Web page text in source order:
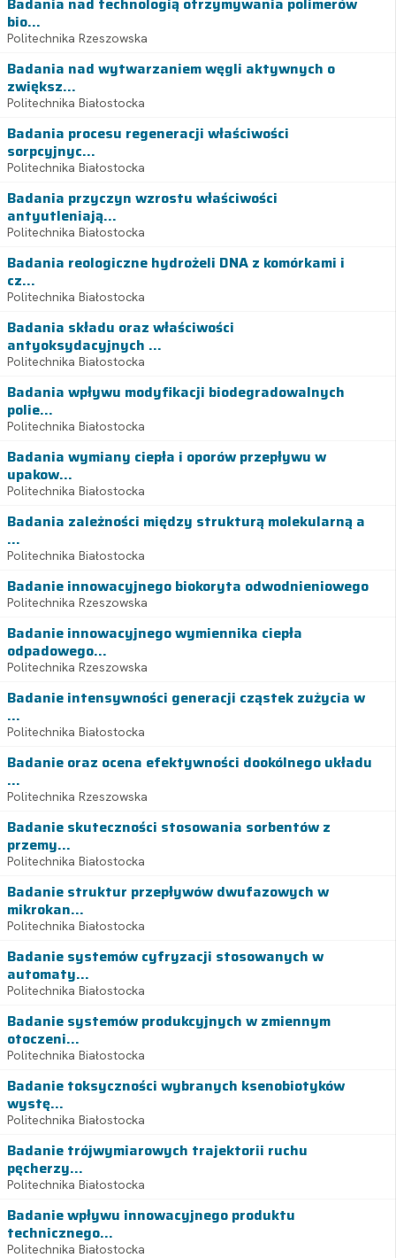
bio...
Politechnika Rzeszowska
Badania nad wytwarzaniem węgli aktywnych o
zwiększ...
Politechnika Białostocka
Badania procesu regeneracji właściwości
sorpcyjnyc...
Politechnika Białostocka
Badania przyczyn wzrostu właściwości
antyutleniają...
Politechnika Białostocka
Badania reologiczne hydrożeli DNA z komórkami i
cz...
Politechnika Białostocka
Badania składu oraz właściwości
antyoksydacyjnych ...
Politechnika Białostocka
Badania wpływu modyfikacji biodegradowalnych
polie...
Politechnika Białostocka
Badania wymiany ciepła i oporów przepływu w
upakow...
Politechnika Białostocka
Badania zależności między strukturą molekularną a
...
Politechnika Białostocka
Badanie innowacyjnego biokoryta odwodnieniowego
Politechnika Rzeszowska
Badanie innowacyjnego wymiennika ciepła
odpadowego...
Politechnika Rzeszowska
Badanie intensywności generacji cząstek zużycia w
...
Politechnika Białostocka
Badanie oraz ocena efektywności dookólnego układu
...
Politechnika Rzeszowska
Badanie skuteczności stosowania sorbentów z
przemy...
Politechnika Białostocka
Badanie struktur przepływów dwufazowych w
mikrokan...
Politechnika Białostocka
Badanie systemów cyfryzacji stosowanych w
automaty...
Politechnika Białostocka
Badanie systemów produkcyjnych w zmiennym
otoczeni...
Politechnika Białostocka
Badanie toksyczności wybranych ksenobiotyków
wystę...
Politechnika Białostocka
Badanie trójwymiarowych trajektorii ruchu
pęcherzy...
Politechnika Białostocka
Badanie wpływu innowacyjnego produktu
technicznego...
Politechnika Białostocka